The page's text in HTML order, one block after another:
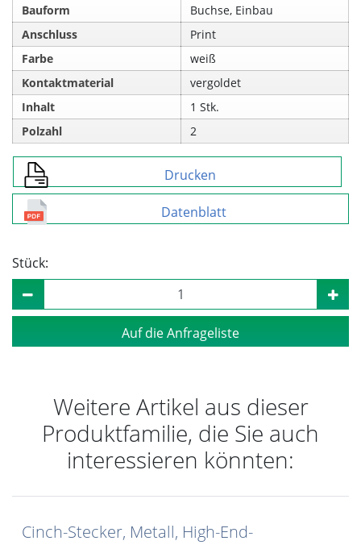
Bauform
Buchse, Einbau
Anschluss
Print
Farbe
weiß
Kontaktmaterial
vergoldet
Inhalt
1 Stk.
Polzahl
2
Drucken
Datenblatt
Stück:
Auf die Anfrageliste
Weitere Artikel aus dieser
Produktfamilie, die Sie auch
interessieren könnten:
Cinch-Stecker, Metall, High-End-